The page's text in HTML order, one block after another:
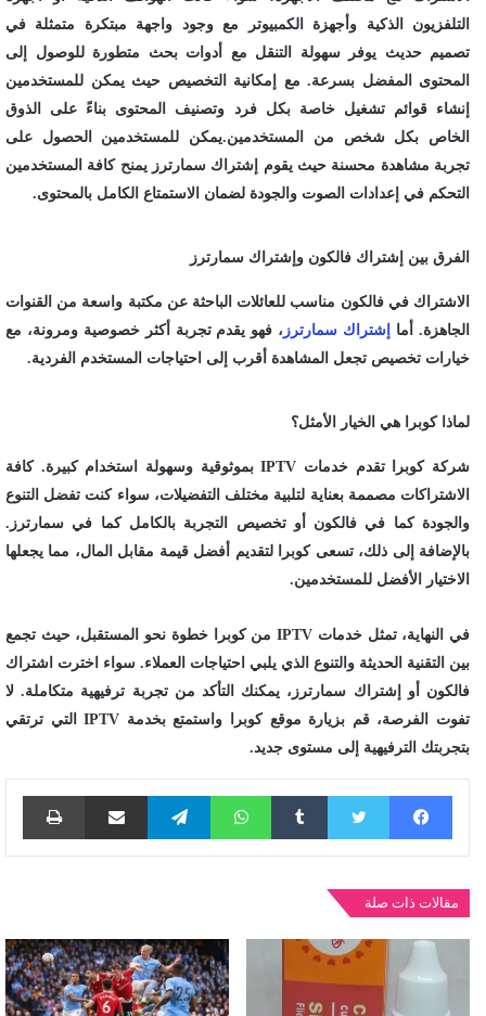
التلفزيون الذكية وأجهزة الكمبيوتر مع وجود واجهة مبتكرة متمثلة في
تصميم حديث يوفر سهولة التنقل مع أدوات بحث متطورة للوصول إلى
المحتوى المفضل بسرعة. مع إمكانية التخصيص حيث يمكن للمستخدمين
إنشاء قوائم تشغيل خاصة بكل فرد وتصنيف المحتوى بناءً على الذوق
الخاص بكل شخص من المستخدمين.يمكن للمستخدمين الحصول على
تجربة مشاهدة محسنة حيث يقوم إشتراك سمارترز يمنح كافة المستخدمين
التحكم في إعدادات الصوت والجودة لضمان الاستمتاع الكامل بالمحتوى.
الفرق بين إشتراك فالكون وإشتراك سمارترز
الاشتراك في فالكون مناسب للعائلات الباحثة عن مكتبة واسعة من القنوات
الجاهزة. أما
إشتراك سمارترز ، فهو يقدم تجربة أكثر خصوصية ومرونة، مع
خيارات تخصيص تجعل المشاهدة أقرب إلى احتياجات المستخدم الفردية.
لماذا كوبرا هي الخيار الأمثل؟
شركة كوبرا تقدم خدمات IPTV بموثوقية وسهولة استخدام كبيرة. كافة
الاشتراكات مصممة بعناية لتلبية مختلف التفضيلات، سواء كنت تفضل التنوع
والجودة كما في فالكون أو تخصيص التجربة بالكامل كما في سمارترز.
بالإضافة إلى ذلك، تسعى كوبرا لتقديم أفضل قيمة مقابل المال، مما يجعلها
الاختيار الأفضل للمستخدمين.
في النهاية، تمثل خدمات IPTVمن كوبرا خطوة نحو المستقبل، حيث تجمع
بين التقنية الحديثة والتنوع الذي يلبي احتياجات العملاء. سواء اخترت اشتراك
فالكون أو إشتراك سمارترز، يمكنك التأكد من تجربة ترفيهية متكاملة. لا
تفوت الفرصة، قم بزيارة موقع كوبرا واستمتع بخدمة IPTVالتي ترتقي
بتجربتك الترفيهية إلى مستوى جديد.
فيسبوك تويتر واتساب تيلقرام مشاركة عبر البريد
مقالات ذات صلة